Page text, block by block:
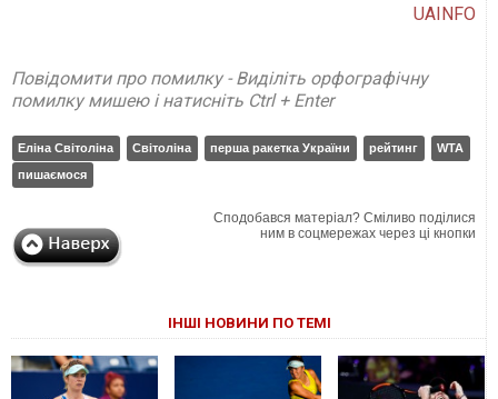
UAINFO
Повідомити про помилку - Виділіть орфографічну
помилку мишею і натисніть Ctrl + Enter
Еліна Світоліна Світоліна перша ракетка України рейтинг
WTA
пишаємося
Сподобався матеріал? Сміливо поділися
ним в соцмережах через ці кнопки
ІНШІ НОВИНИ ПО ТЕМІ